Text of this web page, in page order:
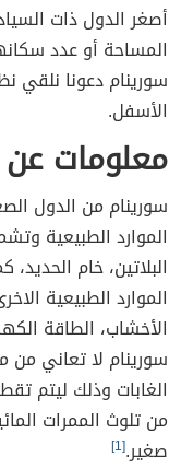
أصغر الدول ذات
المساحة أو عدد
سورينام دعونا نلقي
الأسفل.
معلومات
سورينام من الدول
الموارد الطبيعية
البلاتين، خام
الموارد الطبيعية
الأخشاب، الطاقة
سورينام لا تعاني من
الغابات وذلك ليتم
من تلوث الممرات
صغير.[1]